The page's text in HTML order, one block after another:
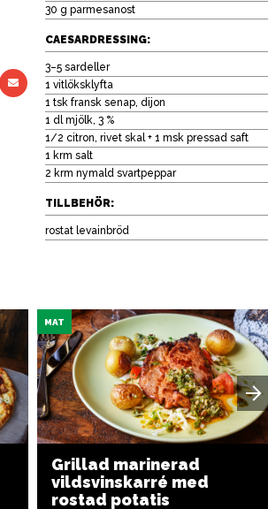
30 g parmesanost
CAESARDRESSING:
3–5 sardeller
1 vitlöksklyfta
1 tsk fransk senap, dijon
1 dl mjölk, 3 %
1/2 citron, rivet skal + 1 msk pressad saft
1 krm salt
2 krm nymald svartpeppar
TILLBEHÖR:
rostat levainbröd
MAT
Grillad marinerad
vildsvinskarré med
rostad potatis